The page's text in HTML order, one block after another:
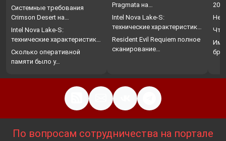
Системные требования
Crimson Desert на…
Intel Nova Lake-S:
технические характеристики,
…
Сколько оперативной
памяти было у…
Pragmata на…
Intel Nova Lake-S:
технические характеристики,
…
Resident Evil Requiem полное
сканирование…
Что
По вопросам сотрудничества на портале